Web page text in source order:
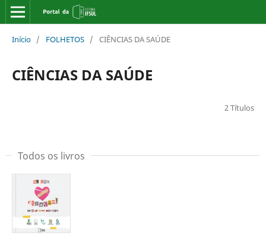
Início / FOLHETOS / CIÊNCIAS DA SAÚDE
CIÊNCIAS DA SAÚDE
2 Títulos
Todos os livros